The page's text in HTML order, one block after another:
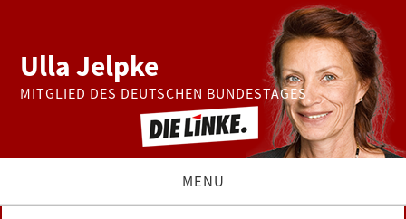
Ulla Jelpke
MITGLIED DES DEUTSCHEN BUNDESTAGES
MENU